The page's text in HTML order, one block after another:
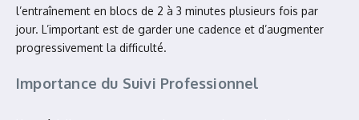
l’entraînement en blocs de 2 à 3 minutes plusieurs fois par
jour. L’important est de garder une cadence et d’augmenter
progressivement la difficulté.
Importance du Suivi Professionnel